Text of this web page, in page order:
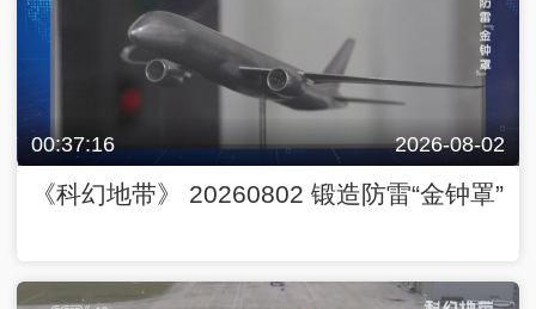
00:37:16 2026-08-02
《科幻地带》 20260802 锻造防雷“金钟罩”